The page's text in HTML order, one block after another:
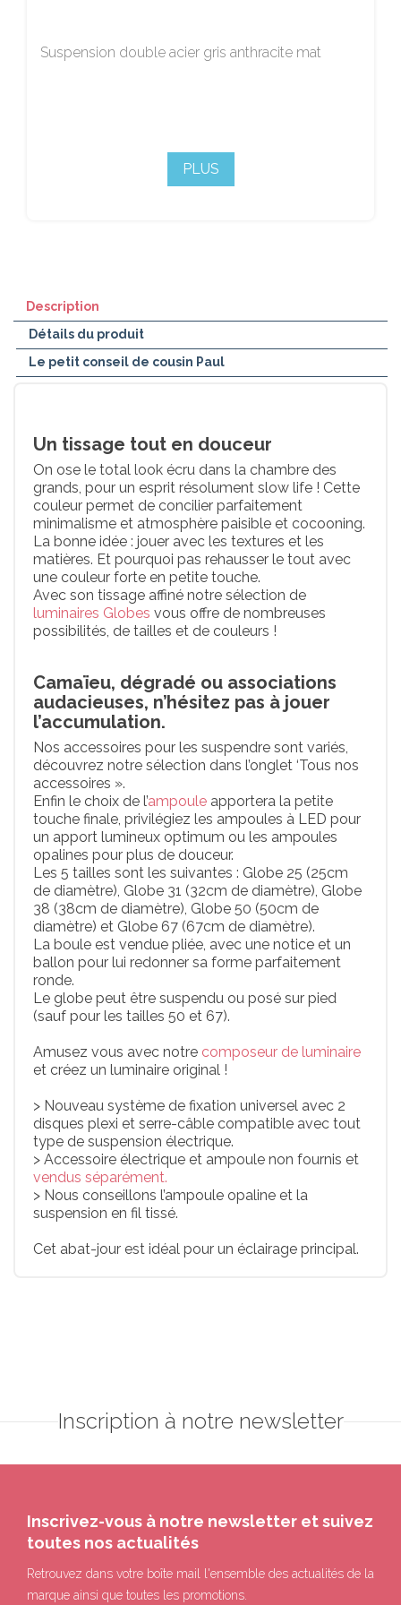
Suspension double acier gris anthracite mat
PLUS
Description
Détails du produit
Le petit conseil de cousin Paul
Un tissage tout en douceur
On ose le total look écru dans la chambre des
grands, pour un esprit résolument slow life ! Cette
couleur permet de concilier parfaitement
minimalisme et atmosphère paisible et cocooning.
La bonne idée : jouer avec les textures et les
matières. Et pourquoi pas rehausser le tout avec
une couleur forte en petite touche.
Avec son tissage affiné notre sélection de
luminaires Globes vous offre de nombreuses
possibilités, de tailles et de couleurs !
Camaïeu, dégradé ou associations
audacieuses, n’hésitez pas à jouer
l’accumulation.
Nos accessoires pour les suspendre sont variés,
découvrez notre sélection dans l’onglet ‘Tous nos
accessoires ».
Enfin le choix de l’ampoule apportera la petite
touche finale, privilégiez les ampoules à LED pour
un apport lumineux optimum ou les ampoules
opalines pour plus de douceur.
Les 5 tailles sont les suivantes : Globe 25 (25cm
de diamètre), Globe 31 (32cm de diamètre), Globe
38 (38cm de diamètre), Globe 50 (50cm de
diamètre) et Globe 67 (67cm de diamètre).
La boule est vendue pliée, avec une notice et un
ballon pour lui redonner sa forme parfaitement
ronde.
Le globe peut être suspendu ou posé sur pied
(sauf pour les tailles 50 et 67).
Amusez vous avec notre composeur de luminaire
et créez un luminaire original !
> Nouveau système de fixation universel avec 2
disques plexi et serre-câble compatible avec tout
type de suspension électrique.
> Accessoire électrique et ampoule non fournis et
vendus séparément.
> Nous conseillons l’ampoule opaline et la
suspension en fil tissé.
Cet abat-jour est idéal pour un éclairage principal.
Inscription à notre newsletter
Inscrivez-vous à notre newsletter et suivez
toutes nos actualités
Retrouvez dans votre boîte mail l'ensemble des actualités de la
marque ainsi que toutes les promotions.